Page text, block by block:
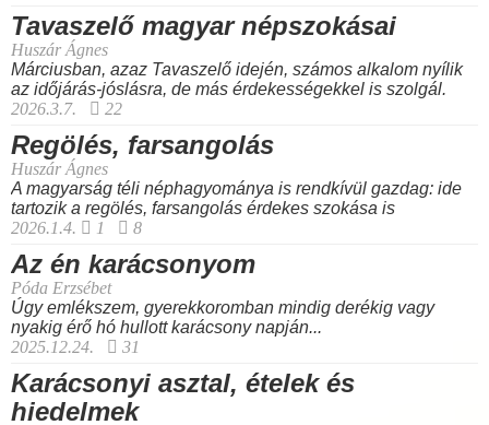
Tavaszelő magyar népszokásai
Huszár Ágnes
Márciusban, azaz Tavaszelő idején, számos alkalom nyílik
az időjárás-jóslásra, de más érdekességekkel is szolgál.
2026.3.7.
22
Regölés, farsangolás
Huszár Ágnes
A magyarság téli néphagyománya is rendkívül gazdag: ide
tartozik a regölés, farsangolás érdekes szokása is
2026.1.4.
1 8
Az én karácsonyom
Póda Erzsébet
Úgy emlékszem, gyerekkoromban mindig derékig vagy
nyakig érő hó hullott karácsony napján...
2025.12.24.
31
Karácsonyi asztal, ételek és
hiedelmek